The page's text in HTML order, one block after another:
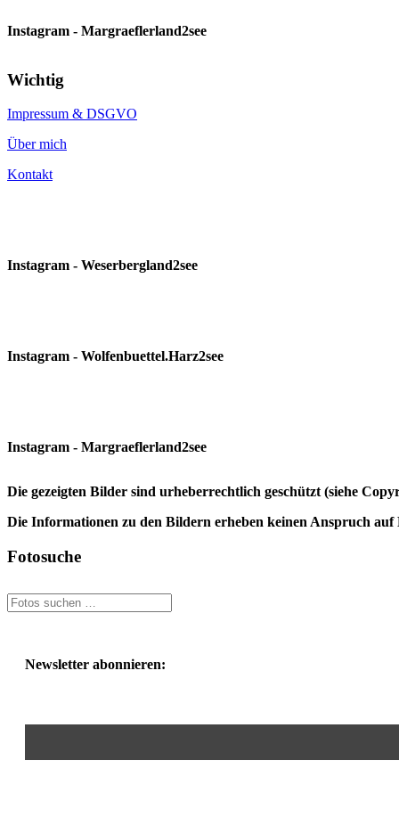
Instagram - Margraeflerland2see
Wichtig
Impressum & DSGVO
Über mich
Kontakt
Instagram - Weserbergland2see
Instagram - Wolfenbuettel.Harz2see
Instagram - Margraeflerland2see
Die gezeigten Bilder sind urheberrechtlich geschützt (siehe
Die Informationen zu den Bildern erheben keinen Anspruch
Fotosuche
Newsletter abonnieren: